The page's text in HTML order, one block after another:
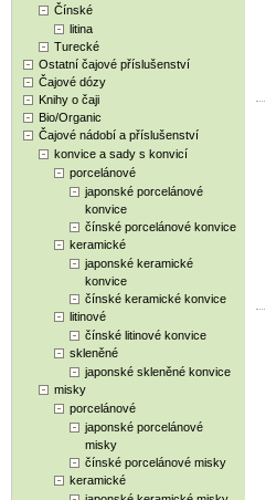
Čínské
litina
Turecké
Ostatní čajové příslušenství
Čajové dózy
Knihy o čaji
Bio/Organic
Čajové nádobí a příslušenství
konvice a sady s konvicí
porcelánové
japonské porcelánové
konvice
čínské porcelánové konvice
keramické
japonské keramické
konvice
čínské keramické konvice
litinové
čínské litinové konvice
skleněné
japonské skleněné konvice
misky
porcelánové
japonské porcelánové
misky
čínské porcelánové misky
keramické